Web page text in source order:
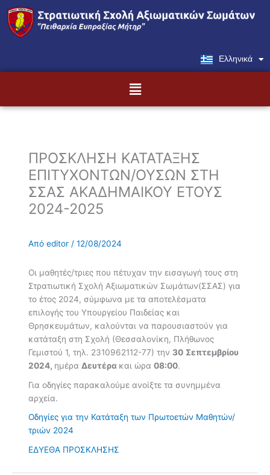
Μετάβαση
στο
περιεχόμενο
Ελληνικά
English
Menu
ΠΡΟΣΚΛΗΣΗ ΚΑΤΑΤΑΞΗΣ
ΕΠΙΤΥΧΟΝΤΩΝ/ΟΥΣΩΝ ΣΤΗ
ΣΣΑΣ ΑΚΑΔΗΜΑΙΚΟΥ ΕΤΟΥΣ
2024-2025
Απόeditor /12/08/2024
Οι μαθητές/τριες που πέτυχαν την εισαγωγή τους στη
Στρατιωτική Σχολή Αξιωματικών Σωμάτων(ΣΣΑΣ) για
το έτος 2024, σύμφωνα με τα αποτελέσματα
επιλογής του Υπουργείου Παιδείας και
Θρησκευμάτων, καλούνται να παρουσιαστούν για
κατάταξη στη Σχολή (Θεσσαλονίκη, Πλήθωνος
Γεμιστού 1, τηλ. 2310962112-77) την 30 Σεπτεμβρίου
2024, ημέρα Δευτέρα και ώρα08:00.
Για οδηγίες παρακαλούμε ανοίξτε τα συνημμένα
αρχεία.
Οδηγίες για την Κατάταξη των Πρωτοετών Μαθητών/
τριών 2024
ΕΔΥΕΘΑ ΠΡΟΣΚΛΗΣΗΣ